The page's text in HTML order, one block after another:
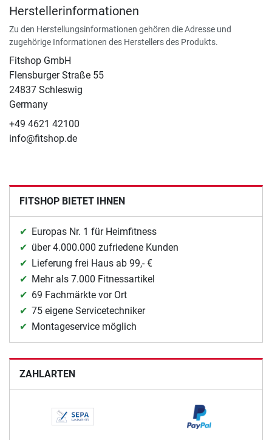
Herstellerinformationen
Zu den Herstellungsinformationen gehören die Adresse und
zugehörige Informationen des Herstellers des Produkts.
Fitshop GmbH
Flensburger Straße 55
24837 Schleswig
Germany
+49 4621 42100
info@fitshop.de
FITSHOP BIETET IHNEN
Europas Nr. 1 für Heimfitness
über 4.000.000 zufriedene Kunden
Lieferung frei Haus ab 99,- €
Mehr als 7.000 Fitnessartikel
69 Fachmärkte vor Ort
75 eigene Servicetechniker
Montageservice möglich
ZAHLARTEN